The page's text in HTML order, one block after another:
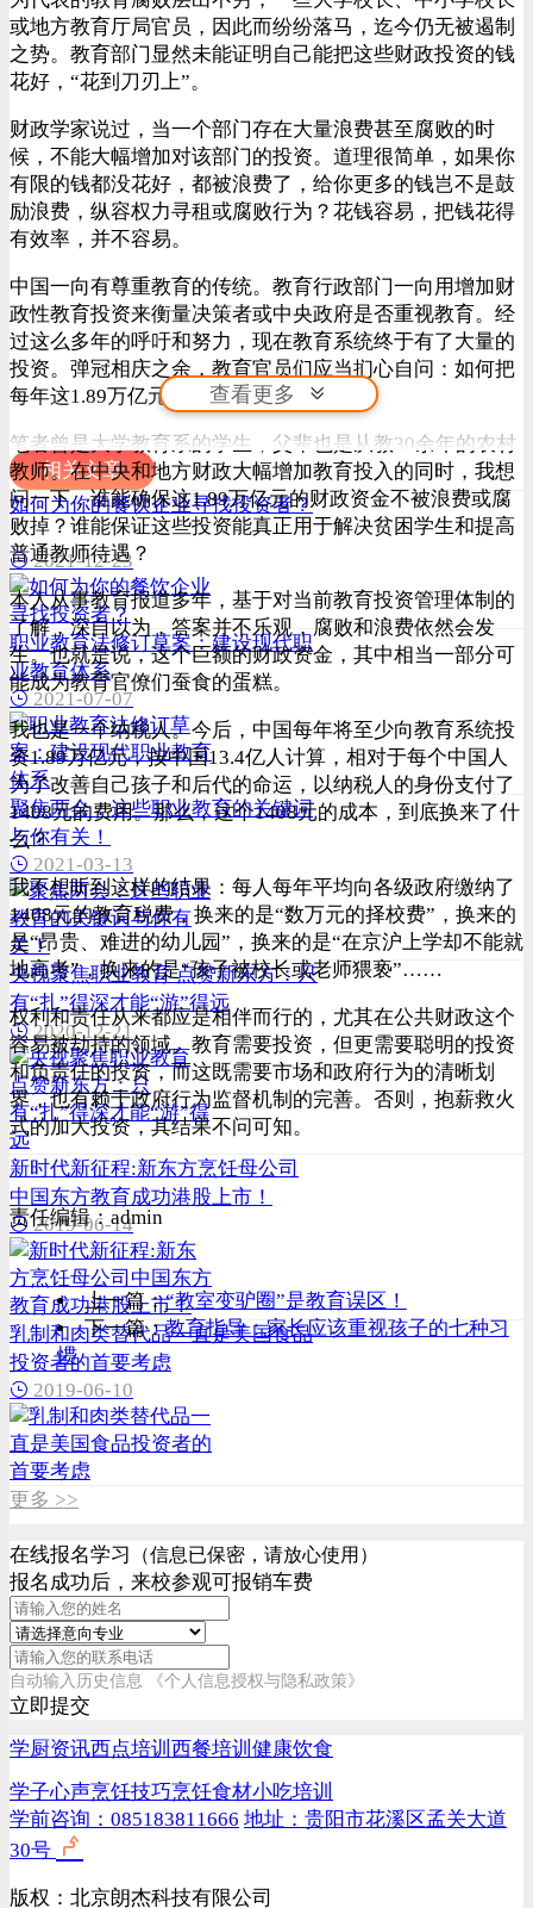
或地方教育厅局官员，因此而纷纷落马，迄今仍无被遏制
之势。教育部门显然未能证明自己能把这些财政投资的钱
花好，“花到刀刃上”。
财政学家说过，当一个部门存在大量浪费甚至腐败的时
候，不能大幅增加对该部门的投资。道理很简单，如果你
有限的钱都没花好，都被浪费了，给你更多的钱岂不是鼓
励浪费，纵容权力寻租或腐败行为？花钱容易，把钱花得
有效率，并不容易。
中国一向有尊重教育的传统。教育行政部门一向用增加财
政性教育投资来衡量决策者或中央政府是否重视教育。经
过这么多年的呼吁和努力，现在教育系统终于有了大量的
投资。弹冠相庆之余，教育官员们应当扪心自问：如何把
每年这1.89万亿元花到刀刃上？
笔者曾是大学教育系的学生，父辈也是从教30余年的农村
教师。在中央和地方财政大幅增加教育投入的同时，我想
问一下，谁能确保这1.89万亿元的财政资金不被浪费或腐
败掉？谁能保证这些投资能真正用于解决贫困学生和提高
普通教师待遇？
本人从事教育报道多年，基于对当前教育投资管理体制的
了解，深自以为，答案并不乐观，腐败和浪费依然会发
生。也就是说，这个巨额的财政资金，其中相当一部分可
能成为教育官僚们蚕食的蛋糕。
我也是一个纳税人。今后，中国每年将至少向教育系统投
资1.89万亿元，按中国13.4亿人计算，相对于每个中国人
为了改善自己孩子和后代的命运，以纳税人的身份支付了
1408元的费用。那么，这个1408元的成本，到底换来了什
么？
我不想听到这样的结果：每人每年平均向各级政府缴纳了
1408元的教育税费，换来的是“数万元的择校费”，换来的
是“昂贵、难进的幼儿园”，换来的是“在京沪上学却不能就
地高考”，换来的是“孩子被校长或老师猥亵”……
权利和责任从来都应是相伴而行的，尤其在公共财政这个
容易被劫持的领域。教育需要投资，但更需要聪明的投资
和负责任的投资，而这既需要市场和政府行为的清晰划
界，也有赖于政府行为监督机制的完善。否则，抱薪救火
式的加大投资，其结果不问可知。
责任编辑： admin
上一篇：“教室变驴圈”是教育误区！
下一篇：教育指导：家长应该重视孩子的七种习
惯
查看更多
相关文章
如何为你的餐饮企业寻找投资者？
2021-12-23
职业教育法修订草案：建设现代职
业教育体系
2021-07-07
聚焦两会：这些职业教育的关键词
与你有关！
2021-03-13
央视聚焦职业教育 点赞新东方：只
有“扎”得深才能“游”得远
2020-12-21
新时代新征程:新东方烹饪母公司
中国东方教育成功港股上市！
2019-06-14
乳制和肉类替代品一直是美国食品
投资者的首要考虑
2019-06-10
更多 >>
在线报名学习 （信息已保密，请放心使用）
报名成功后，来校参观可报销车费
自动输入历史信息 《个人信息授权与隐私政策》
立即提交
学厨资讯西点培训 西餐培训 健康饮食
学子心声烹饪技巧烹饪食材小吃培训
学前咨询：085183811666 地址：贵阳市花溪区孟关大道
30号
版权：北京朗杰科技有限公司